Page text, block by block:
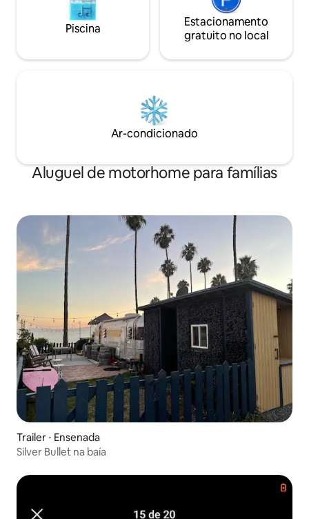
Piscina
Estacionamento
gratuito no local
Ar-condicionado
Aluguel de motorhome para famílias
Trailer ⋅ Ensenada
Silver Bullet na baía